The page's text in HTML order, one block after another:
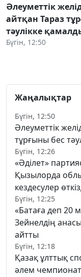
Әлеуметтік
айтқан Тараз
тәулікке
Бүгін, 12:50
Жаңалықтар
Бүгін, 12:50
Әлеуметтік
тұрғыны бес
Бүгін, 12:26
«Әділет»
Қызылорда
кездесулер
Бүгін, 12:25
«Батаға деп 20
Зейнелдің
айтты
Бүгін, 12:18
Қазақ ұлттық
әлем